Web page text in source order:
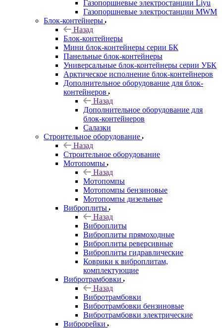
Газопоршневые электростанции Liyu
Газопоршневые электростанции MWM
Блок-контейнеры
Назад
Блок-контейнеры
Мини блок-контейнеры серии БК
Панельные блок-контейнеры
Универсальные блок-контейнеры серии УБК
Арктическое исполнение блок-контейнеров
Дополнительное оборудование для блок-
контейнеров
Назад
Дополнительное оборудование для
блок-контейнеров
Салазки
Строительное оборудование
Назад
Строительное оборудование
Мотопомпы
Назад
Мотопомпы
Мотопомпы бензиновые
Мотопомпы дизельные
Виброплиты
Назад
Виброплиты
Виброплиты прямоходные
Виброплиты реверсивные
Виброплиты гидравлические
Коврики к виброплитам,
комплектующие
Вибротрамбовки
Назад
Вибротрамбовки
Вибротрамбовки бензиновые
Вибротрамбовки электрические
Виброрейки